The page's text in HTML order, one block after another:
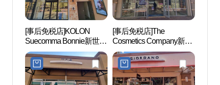
[事后免税店]KOLON
Suecomma Bonnie新世界
西蒙骊州名牌折扣购物中
心(슈콤마보니 신세계사
이먼프리미엄아울렛 여
주점)
[事后免税店]The
Cosmetics Company新世
界西蒙骊州名牌折扣购物
中心(더 코스메틱 컴퍼니
스토어 신세계사이먼프
리미엄아울렛 여주점)